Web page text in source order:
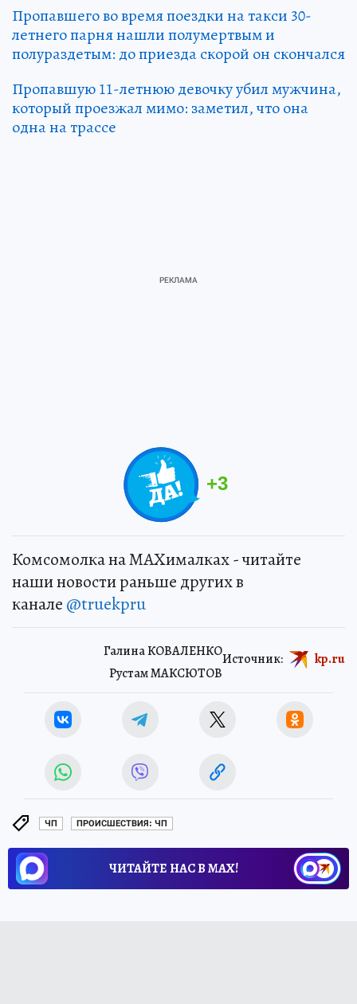
Пропавшего во время поездки на такси 30-
летнего парня нашли полумертвым и
полураздетым: до приезда скорой он скончался
Пропавшую 11-летнюю девочку убил мужчина,
который проезжал мимо: заметил, что она
одна на трассе
+3
Комсомолка на MAXималках - читайте
наши новости раньше других в
канале @truekpru
Галина КОВАЛЕНКО
Рустам МАКСЮТОВ
Источник: kp.ru
ЧП ПРОИСШЕСТВИЯ: ЧП
ЧИТАЙТЕ НАС В МАХ!